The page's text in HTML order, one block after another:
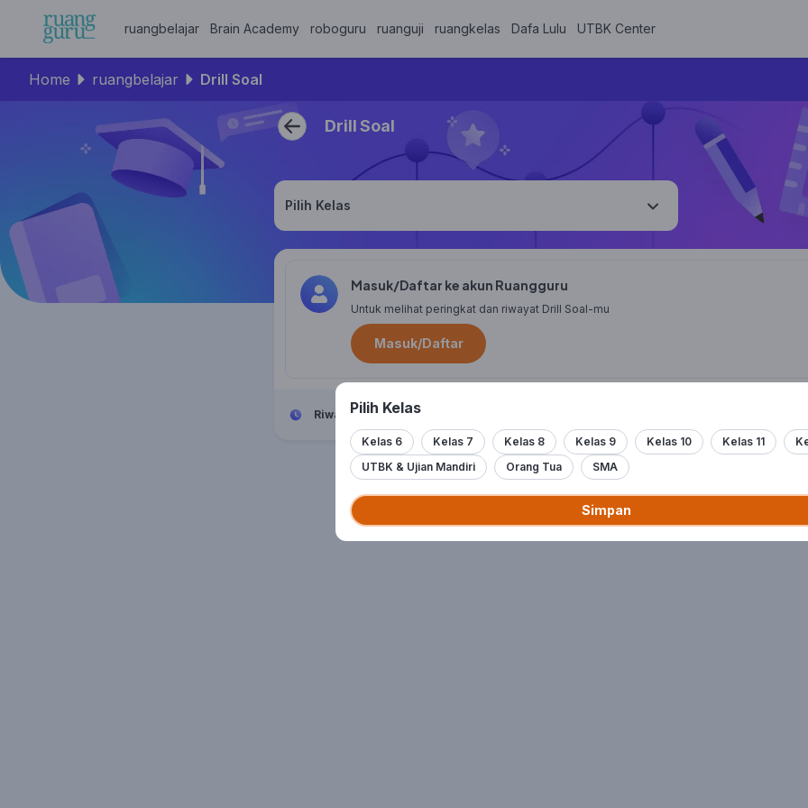
ruangbelajar Brain Academy roboguru ruanguji ruangkelas Dafa Lulu UTBK Center
Home ruangbelajar Drill Soal
Drill Soal
Pilih Kelas
Masuk/Daftar ke akun Ruangguru
Untuk melihat peringkat dan riwayat Drill Soal-mu
Masuk/Daftar
RiwayatPilih Kelas
Kelas 6 Kelas 7 Kelas 8 Kelas 9 Kelas 10 Kelas 11
UTBK & Ujian Mandiri
Orang Tua SMA
Simpan